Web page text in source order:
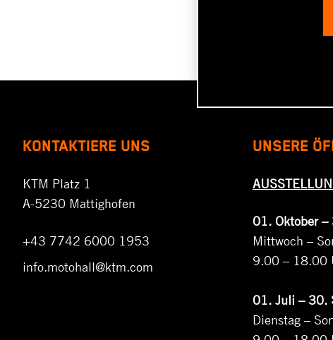
KONTAKTIERE UNS
KTM Platz 1
A-5230 Mattighofen
+43 7742 6000 1953
info.motohall@ktm.com
UNSERE
01. Oktober –
Mittwoch –
9.00 – 18.00
01. Juli – 30.
Dienstag –